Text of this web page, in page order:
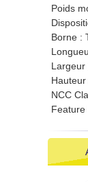
Poids
Borne :
Largeur
NCC
Feature